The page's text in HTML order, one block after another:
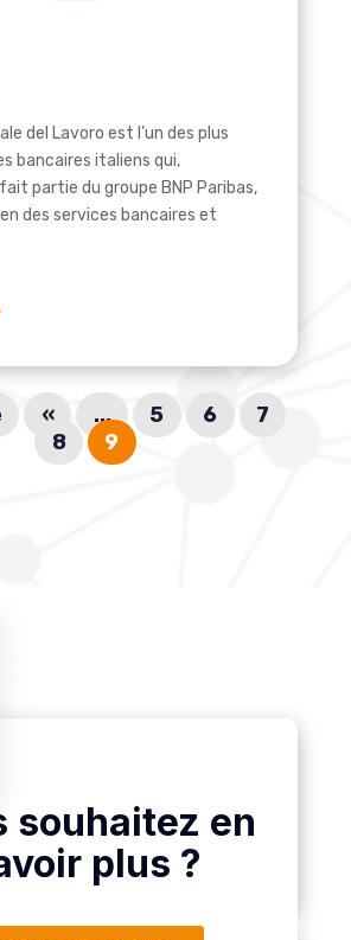
del Lavoro est l’un des plus
bancaires italiens qui,
partie du groupe BNP Paribas,
des services bancaires et
« ... 5 6
7
8
9
souhaitez en
plus ?